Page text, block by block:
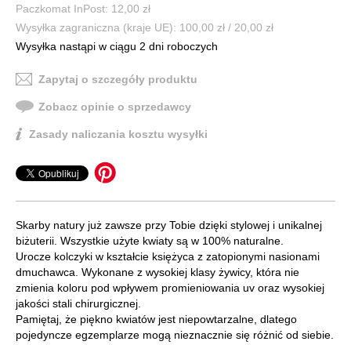
Paczkomat InPost: 12,00 zł
Wysyłka zagraniczna (kraje UE): 100,00 zł / 20,00 zł
Wysyłka nastąpi w ciągu 2 dni roboczych
Zapytaj o szczegóły produktu
Zobacz opinie o sprzedawcy
Zasady naliczania kosztu wysyłki
Skarby natury już zawsze przy Tobie dzięki stylowej i unikalnej
biżuterii. Wszystkie użyte kwiaty są w 100% naturalne.
Urocze kolczyki w kształcie księżyca z zatopionymi nasionami
dmuchawca. Wykonane z wysokiej klasy żywicy, która nie
zmienia koloru pod wpływem promieniowania uv oraz wysokiej
jakości stali chirurgicznej.
Pamiętaj, że piękno kwiatów jest niepowtarzalne, dlatego
pojedyncze egzemplarze mogą nieznacznie się różnić od siebie.